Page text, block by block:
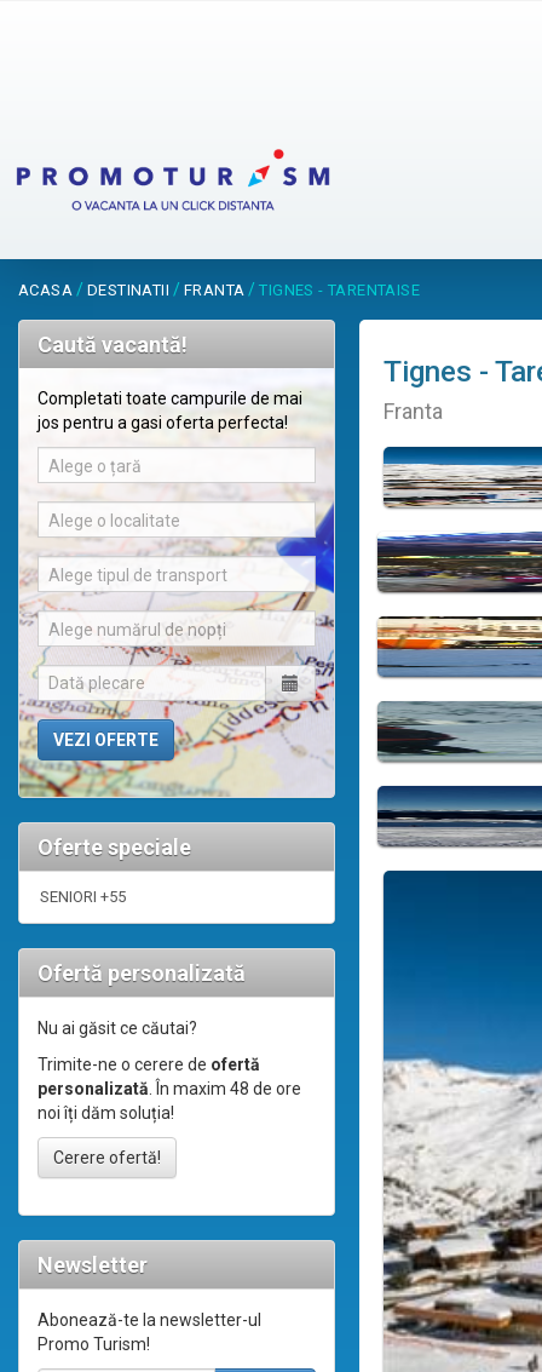
ACASA / DESTINATII / FRANTA /TIGNES - TARENTAISE
Caută vacantă!
Completati toate campurile de mai
jos pentru a gasi oferta perfecta!
Alege o țară
Alege o localitate
Alege tipul de transport
Alege numărul de nopți
Oferte speciale
SENIORI +55
Ofertă personalizată
Nu ai găsit ce căutai?
Trimite-ne o cerere de ofertă
personalizată. În maxim 48 de ore
noi îți dăm soluția!
Cerere ofertă!
Newsletter
Abonează-te la newsletter-ul
Promo Turism!
Tignes -
Franta